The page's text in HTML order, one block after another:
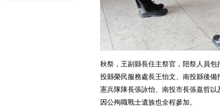
秋祭，王副縣長任主祭官，陪祭人員
投縣榮民服務處長王怡文、南投縣後
憲兵隊隊長張詠怡、南投市長張嘉哲
因公殉職戰士遺族也全程參加。